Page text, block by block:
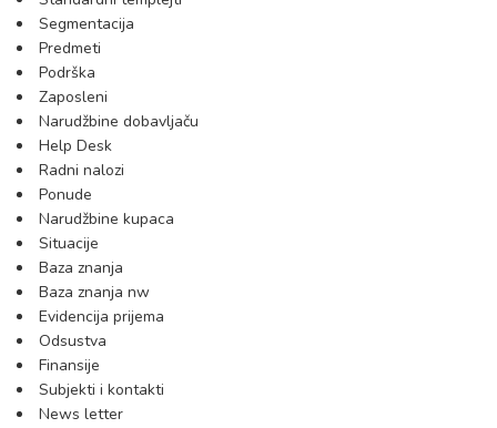
Segmentacija
Predmeti
Podrška
Zaposleni
Narudžbine dobavljaču
Help Desk
Radni nalozi
Ponude
Narudžbine kupaca
Situacije
Baza znanja
Baza znanja nw
Evidencija prijema
Odsustva
Finansije
Subjekti i kontakti
News letter